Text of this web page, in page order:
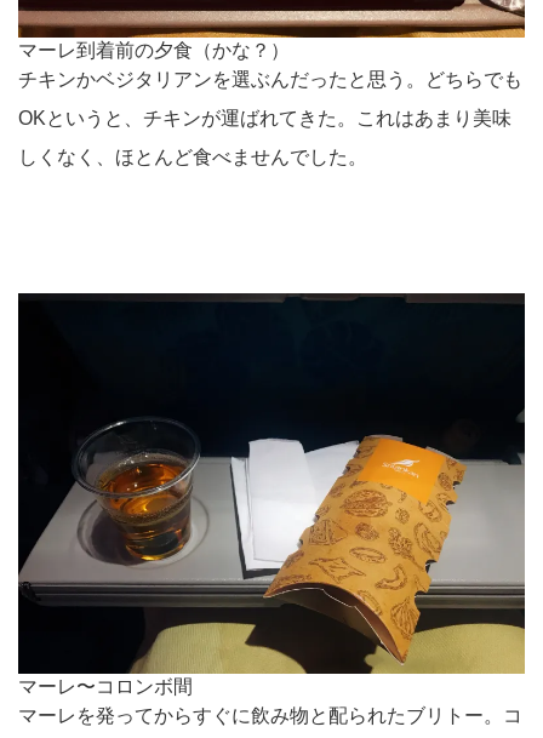
マーレ到着前の夕食（かな？）
チキンかベジタリアンを選ぶんだったと思う。どちらでも
OKというと、チキンが運ばれてきた。これはあまり美味
しくなく、ほとんど食べませんでした。
マーレ〜コロンボ間
マーレを発ってからすぐに飲み物と配られたブリトー。コ